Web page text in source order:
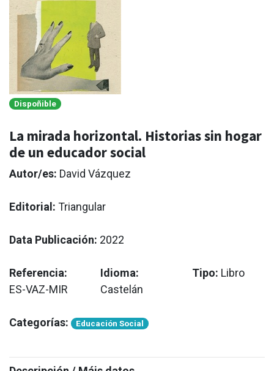
Dispoñible
La mirada horizontal. Historias sin hogar
de un educador social
Autor/es: David Vázquez
Editorial: Triangular
Data Publicación: 2022
Referencia:
ES-VAZ-MIR
Idioma:
Castelán
Tipo: Libro
Categorías: Educación Social